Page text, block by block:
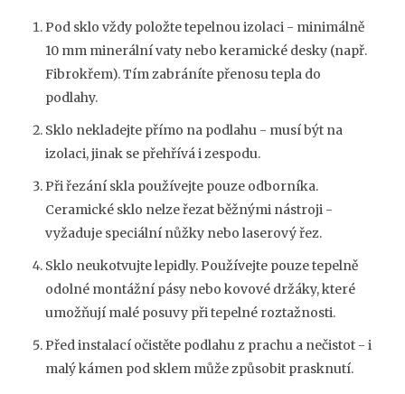
Pod sklo vždy položte tepelnou izolaci - minimálně
10 mm minerální vaty nebo keramické desky (např.
Fibrokřem). Tím zabráníte přenosu tepla do
podlahy.
Sklo nekladejte přímo na podlahu - musí být na
izolaci, jinak se přehřívá i zespodu.
Při řezání skla používejte pouze odborníka.
Ceramické sklo nelze řezat běžnými nástroji -
vyžaduje speciální nůžky nebo laserový řez.
Sklo neukotvujte lepidly. Používejte pouze tepelně
odolné montážní pásy nebo kovové držáky, které
umožňují malé posuvy při tepelné roztažnosti.
Před instalací očistěte podlahu z prachu a nečistot - i
malý kámen pod sklem může způsobit prasknutí.